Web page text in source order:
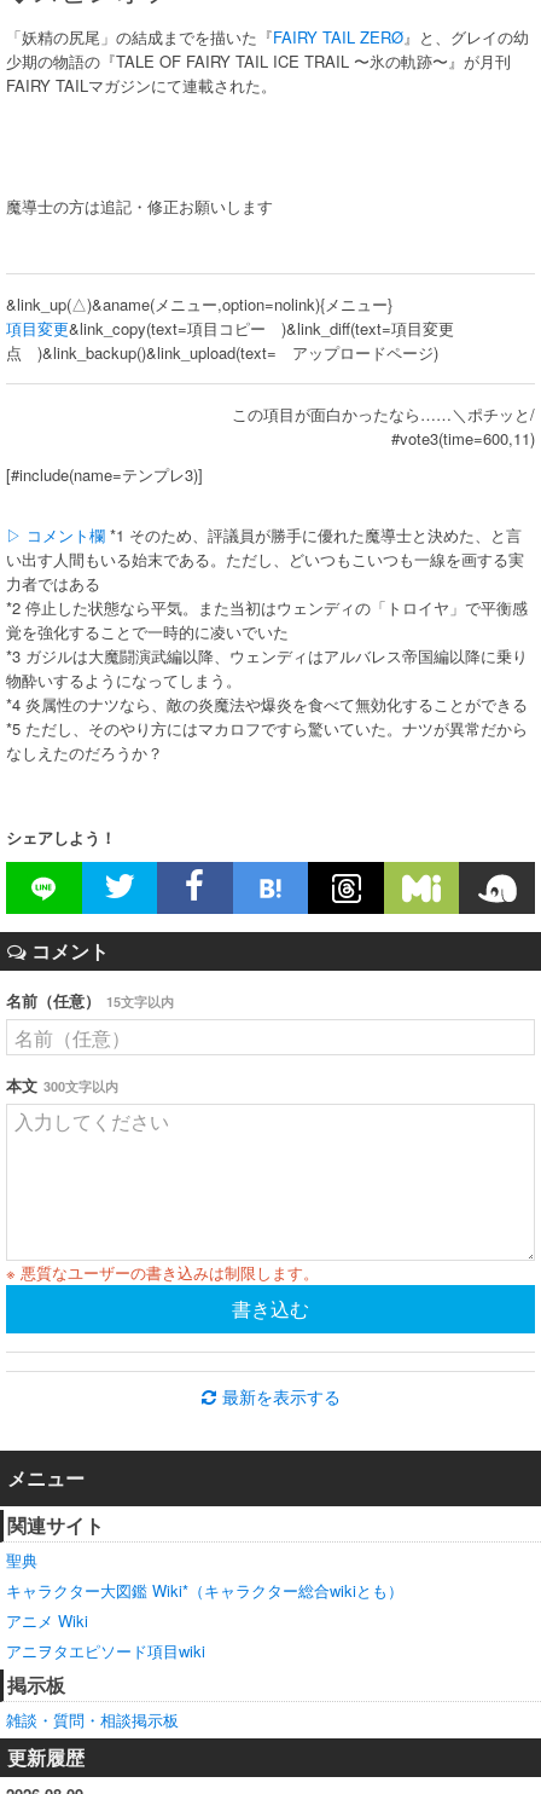
「妖精の尻尾」の結成までを描いた『FAIRY TAIL ZERØ』と、グレイの幼
少期の物語の『TALE OF FAIRY TAIL ICE TRAIL 〜氷の軌跡〜』が月刊
FAIRY TAILマガジンにて連載された。
魔導士の方は追記・修正お願いします
&link_up(△)&aname(メニュー,option=nolink){メニュー}
項目変更&link_copy(text=項目コピー )&link_diff(text=項目変更
点 )&link_backup()&link_upload(text= アップロードページ)
この項目が面白かったなら……＼ポチッと/
#vote3(time=600,11)
[#include(name=テンプレ3)]
▷ コメント欄 *1 そのため、評議員が勝手に優れた魔導士と決めた、と言
い出す人間もいる始末である。ただし、どいつもこいつも一線を画する実
力者ではある
*2 停止した状態なら平気。また当初はウェンディの「トロイヤ」で平衡感
覚を強化することで一時的に凌いでいた
*3 ガジルは大魔闘演武編以降、ウェンディはアルバレス帝国編以降に乗り
物酔いするようになってしまう。
*4 炎属性のナツなら、敵の炎魔法や爆炎を食べて無効化することができる
*5 ただし、そのやり方にはマカロフですら驚いていた。ナツが異常だから
なしえたのだろうか？
シェアしよう！
コメント
名前（任意） 15文字以内
本文 300文字以内
※ 悪質なユーザーの書き込みは制限します。
書き込む
最新を表示する
メニュー
関連サイト
聖典
キャラクター大図鑑 Wiki*（キャラクター総合wikiとも）
アニメ Wiki
アニヲタエピソード項目wiki
掲示板
雑談・質問・相談掲示板
更新履歴